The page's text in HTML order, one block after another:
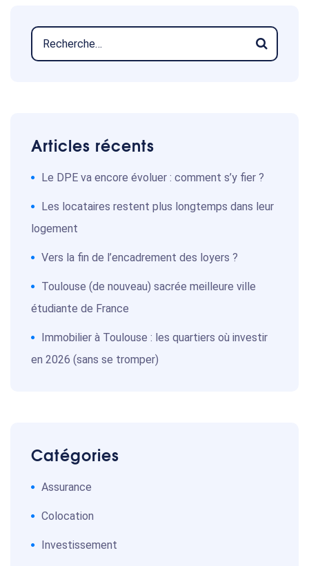
Articles récents
Le DPE va encore évoluer : comment s’y fier ?
Les locataires restent plus longtemps dans leur
logement
Vers la fin de l’encadrement des loyers ?
Toulouse (de nouveau) sacrée meilleure ville
étudiante de France
Immobilier à Toulouse : les quartiers où investir
en 2026 (sans se tromper)
Catégories
Assurance
Colocation
Investissement